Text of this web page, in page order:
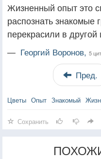
Жизненный опыт это
распознать знакомые
перекрасили в другой
— Георгий Воронов, 5
Пред.
Цветы Опыт Знакомый
Сохранить